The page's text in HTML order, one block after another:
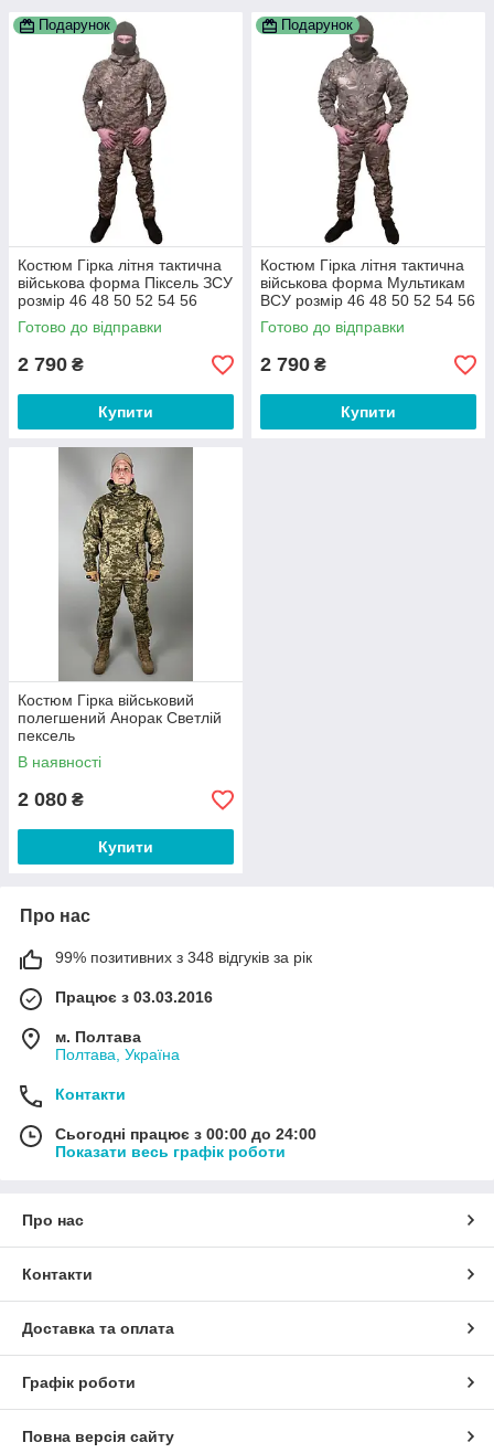
Подарунок
Костюм Гірка літня тактична
військова форма Піксель ЗСУ
розмір 46 48 50 52 54 56
Готово до відправки
2 790 ₴
Купити
Подарунок
Костюм Гірка літня тактична
військова форма Мультикам
ВСУ розмір 46 48 50 52 54 56
Готово до відправки
2 790 ₴
Купити
Костюм Гірка військовий
полегшений Анорак Светлій
пексель
В наявності
2 080 ₴
Купити
Про нас
99% позитивних з 348 відгуків за рік
Працює з 03.03.2016
м. Полтава
Полтава, Україна
Контакти
Сьогодні працює з 00:00 до 24:00
Показати весь графік роботи
Про нас
Контакти
Доставка та оплата
Графік роботи
Повна версія сайту